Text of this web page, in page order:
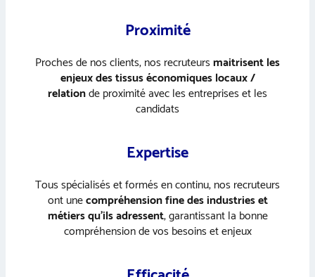
Proximité
Proches de nos clients, nos recruteursmaitrisent les
enjeux des tissus économiques locaux /
relationde proximité avec les entreprises et les
candidats
Expertise
Tous spécialisés et formés en continu, nos recruteurs
ont unecompréhension fine des industries et
métiers qu’ils adressent, garantissant la bonne
compréhension de vos besoins et enjeux